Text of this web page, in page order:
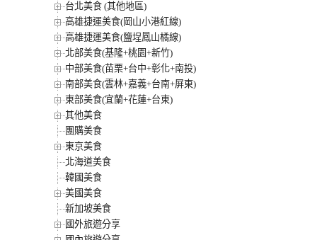
台北美食 (其他地區)
高雄捷運美食(岡山小港紅線)
高雄捷運美食(鹽埕鳳山橘線)
北部美食(基隆+桃園+新竹)
中部美食(苗栗+台中+彰化+南投)
南部美食(雲林+嘉義+台南+屏東)
東部美食(宜蘭+花蓮+台東)
其他美食
團購美食
東京美食
北海道美食
韓國美食
美國美食
新加坡美食
國外旅遊分享